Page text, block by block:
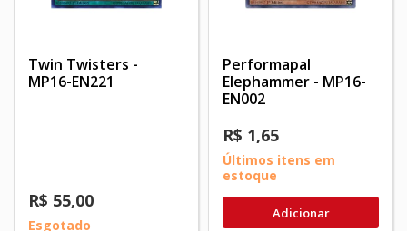
Twin Twisters -
MP16-EN221
R$ 55,00
Esgotado
Performapal
Elephammer - MP16-
EN002
R$ 1,65
Últimos itens em
estoque
Adicionar